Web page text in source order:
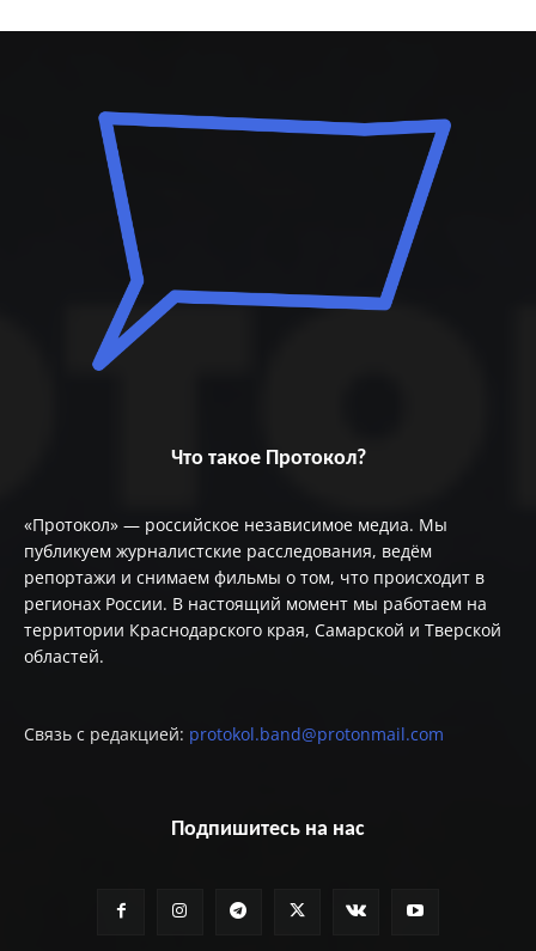
Что такое Протокол?
«Протокол» — российское независимое медиа. Мы
публикуем журналистские расследования, ведём
репортажи и снимаем фильмы о том, что происходит в
регионах России. В настоящий момент мы работаем на
территории Краснодарского края, Самарской и Тверской
областей.
Связь с редакцией: protokol.band@protonmail.com
Подпишитесь на нас